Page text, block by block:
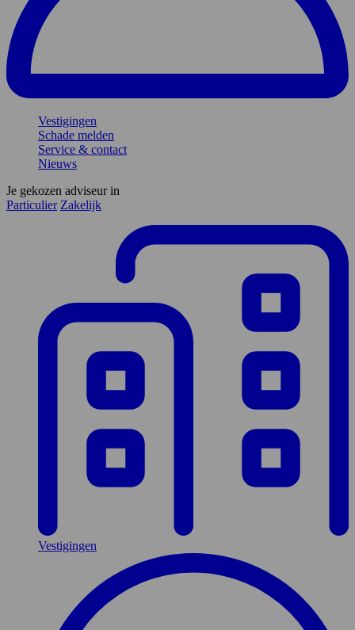
Vestigingen
Schade melden
Service & contact
Nieuws
Je gekozen adviseur in
Particulier Zakelijk
Vestigingen